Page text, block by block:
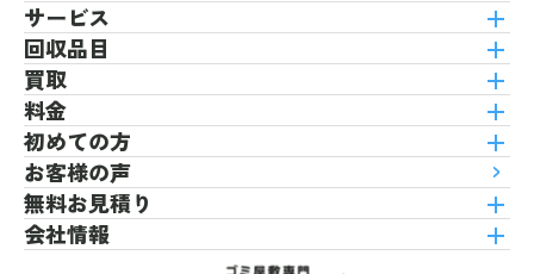
サービス
回収品目
買取
料金
初めての方
お客様の声
無料お見積り
会社情報